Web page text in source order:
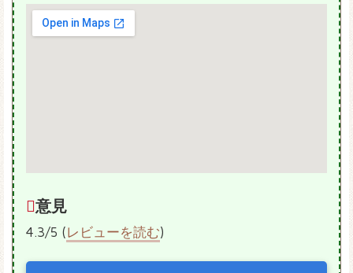
意見
4.3/5 (レビューを読む)